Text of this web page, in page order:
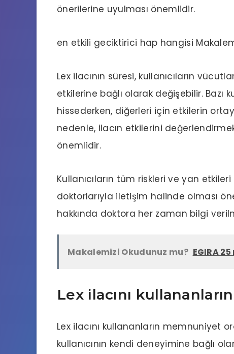
önerilerine uyulması önemlidir.
en etkili geciktirici hap hangisi
Lex ilacının süresi, kullanıcıların
etkilerine bağlı olarak değişebilir. Bazı
hissederken, diğerleri için etkilerin
nedenle, ilacın etkilerini
önemlidir.
Kullanıcıların tüm riskleri ve yan
doktorlarıyla iletişim halinde olması
hakkında doktora her zaman bilgi
Makalemizi Okudunuz mu? EGIRA
Lex ilacını
Lex ilacını kullananların memnuniyet
kullanıcının kendi deneyimine bağlı